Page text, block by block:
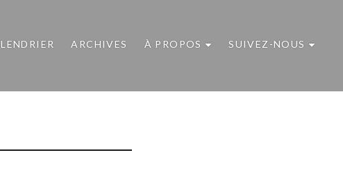
ARCHIVES À PROPOS SUIVEZ-NOUS